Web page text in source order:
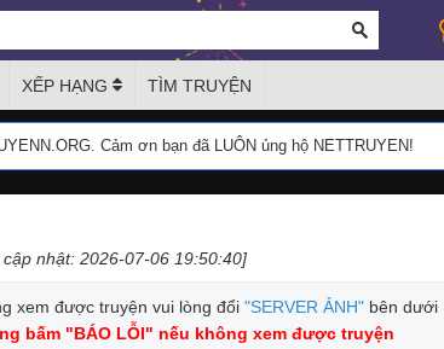
XẾP HẠNG TÌM TRUYỆN
Cảm ơn bạn đã LUÔN ủng hộ NETTRUYEN!
cập nhật: 2026-07-06 19:50:40]
xem được truyện vui lòng đổi "SERVER ẢNH" bên dưới
bấm "BÁO LỖI" nếu không xem được truyện